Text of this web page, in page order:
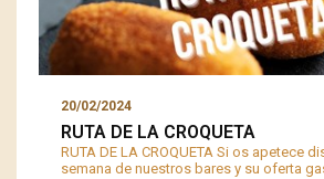
20/02/2024
RUTA DE LA CROQUETA
RUTA DE LA CROQUETA Si os apetece
semana de nuestros bares y su oferta